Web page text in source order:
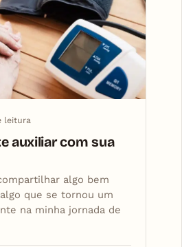
leitura
auxiliar com sua
algo bem
que se tornou um
na minha jornada de